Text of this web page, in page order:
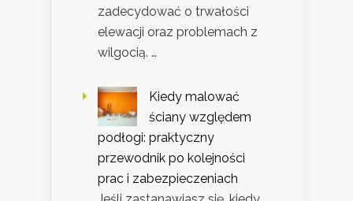
zadecydować o trwałości
elewacji oraz problemach z
wilgocią. …
Kiedy malować
ściany względem
podłogi: praktyczny
przewodnik po kolejności
prac i zabezpieczeniach